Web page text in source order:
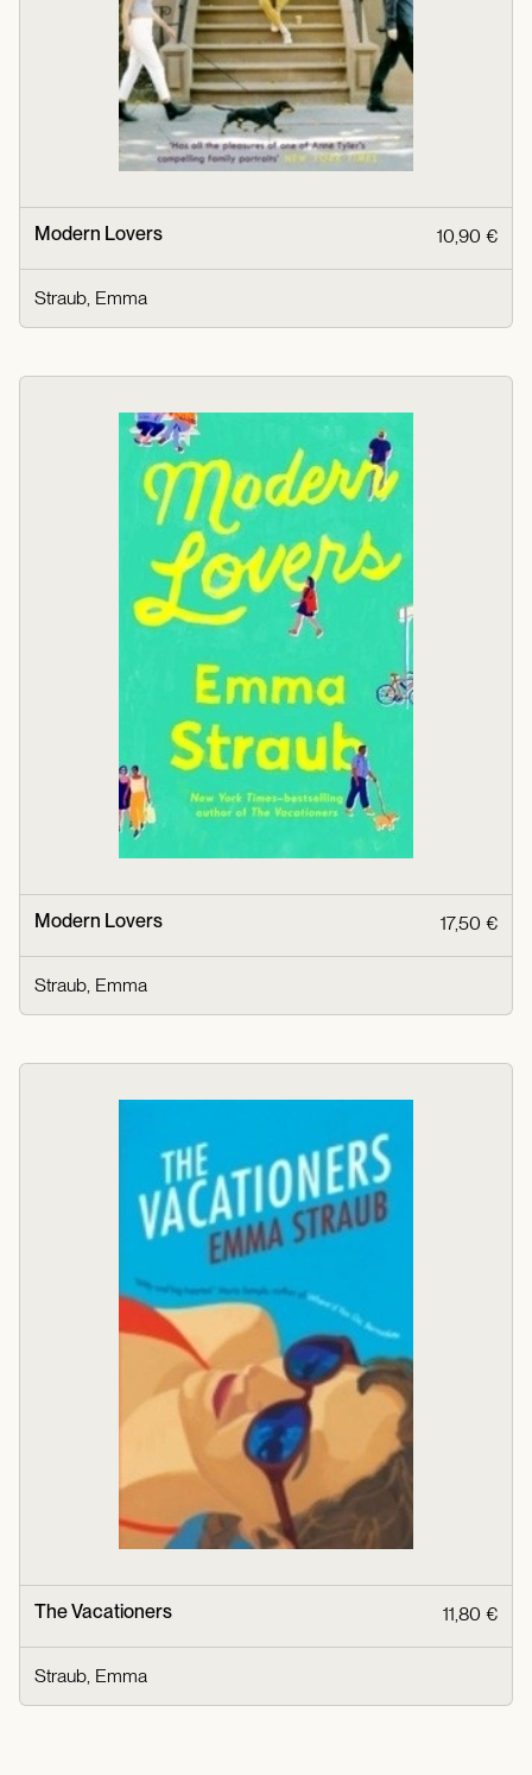
Modern Lovers 10,90 €
Straub, Emma
Modern Lovers 17,50 €
Straub, Emma
The Vacationers 11,80 €
Straub, Emma